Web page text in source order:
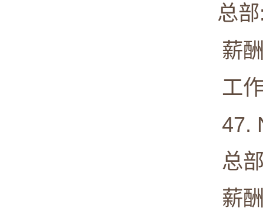
总部
薪酬
工作
47.
总部:
薪酬